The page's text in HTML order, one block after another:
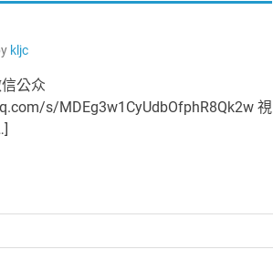
kljc
公众
s/MDEg3w1CyUdbOfphR8Qk2w 視